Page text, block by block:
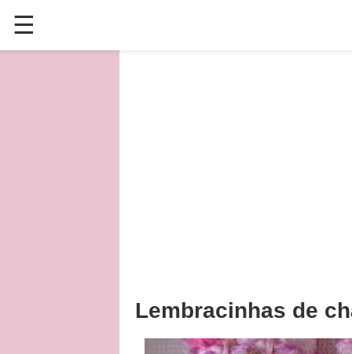
☰
✕
Lembracinhas de